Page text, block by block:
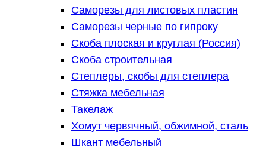
Саморезы для листовых пластин
Саморезы черные по гипроку
Скоба плоская и круглая (Россия)
Скоба строительная
Степлеры, скобы для степлера
Стяжка мебельная
Такелаж
Хомут червячный, обжимной, сталь
Шкант мебельный